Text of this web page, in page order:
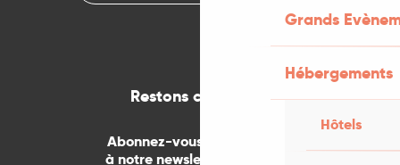
Grands
Hébergements
Hôtels
Restons connectés
Abonnez-vous gratuitement
à notre newsletter mensuelle